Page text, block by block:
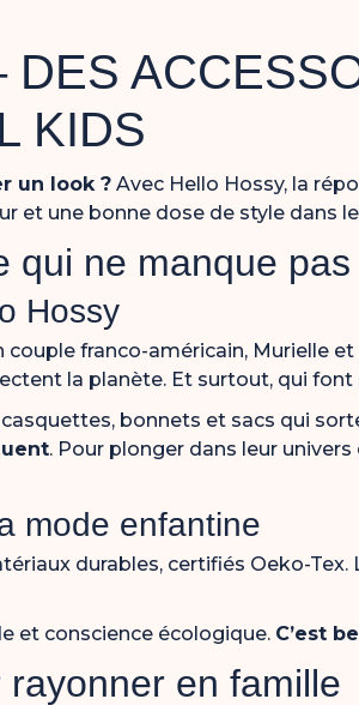
DES
KIDS
un look ? Avec Hello Hossy, la
et une bonne dose de style dans
qui ne manque
Hossy
couple franco-américain, Murielle
la planète. Et surtout, qui
casquettes, bonnets et sacs qui
. Pour plonger dans leur univers
mode enfantine
durables, certifiés Oeko-
et conscience écologique. C’est
en famille